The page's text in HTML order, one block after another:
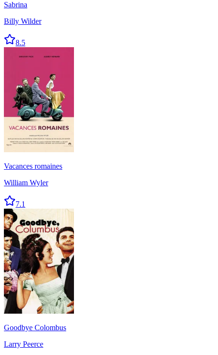
Sabrina
Billy Wilder
8.5
Vacances romaines
William Wyler
7.1
Goodbye Colombus
Larry Peerce